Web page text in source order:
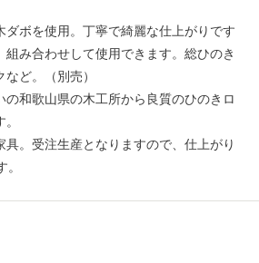
ダボを使用。丁寧で綺麗な仕上がりです
み合わせして使用できます。総ひのき
ど。（別売）
和歌山県の木工所から良質のひのきロ
。受注生産となりますので、仕上がり